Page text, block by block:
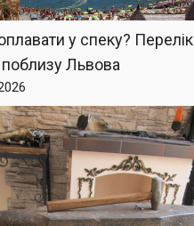
у спеку? Перелік
Львова